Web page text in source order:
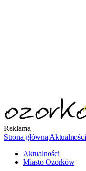
Reklama
Strona główna Aktualności
Aktualności
Miasto Ozorków